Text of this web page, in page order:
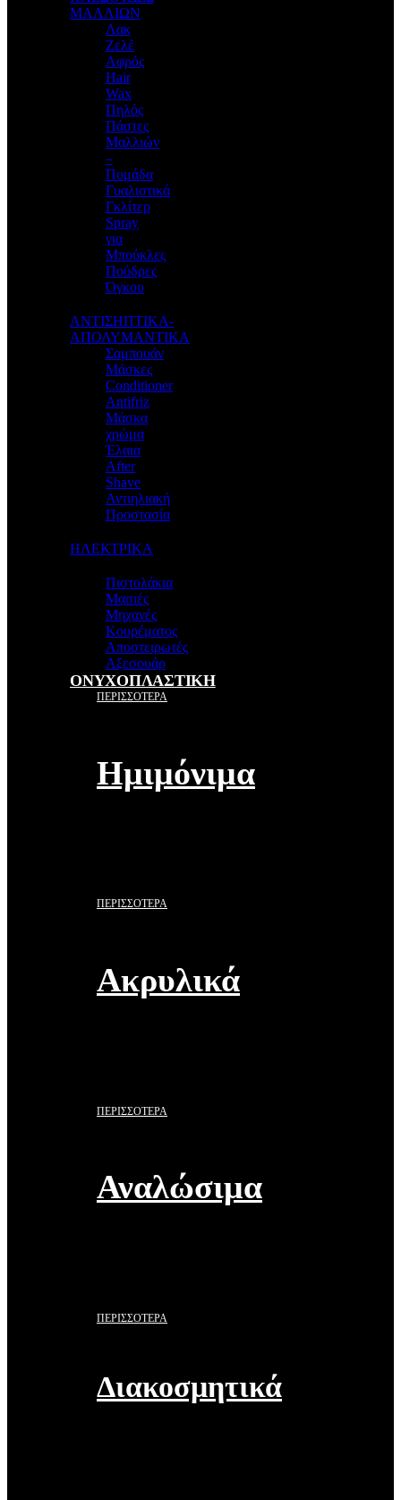
ΜΑΛΛΙΩΝ
Λακ
Ζελέ
Αφρός
Hair
Wax
Πηλός
Πάστες
Μαλλιών
–
Πομάδα
Γυαλιστικά
Γκλίτερ
Spray
για
Μπούκλες
Πούδρες
Όγκου
ΑΝΤΙΣΗΠΤΙΚΑ-
ΑΠΟΛΥΜΑΝΤΙΚΑ
Σαμπουάν
Μάσκες
Conditioner
Antifriz
Μάσκα
χρώμα
Έλαια
After
Shave
Αντιηλιακή
Προστασία
ΗΛΕΚΤΡΙΚΑ
Πιστολάκια
Μασιές
Μηχανές
Κουρέματος
Αποστειρωτές
Αξεσουάρ
ΟΝΥΧΟΠΛΑΣΤΙΚΗ
ΠΕΡΙΣΣΟΤΕΡΑ
Ημιμόνιμα
ΠΕΡΙΣΣΟΤΕΡΑ
Ακρυλικά
ΠΕΡΙΣΣΟΤΕΡΑ
Αναλώσιμα
ΠΕΡΙΣΣΟΤΕΡΑ
Διακοσμητικά